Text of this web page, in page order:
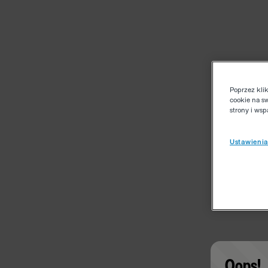
Poprzez
cookie na
strony i